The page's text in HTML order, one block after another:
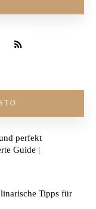
perfekt
Guide |
Tipps für